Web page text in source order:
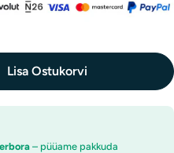
Kala Kollageen,
Naticol® Metstursa Kala
Lisa Ostukorvi
– püüame pakkuda